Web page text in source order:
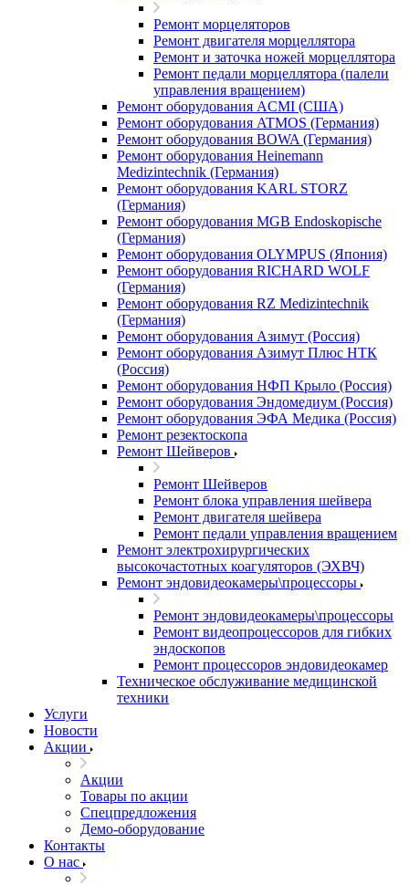
Ремонт морцеляторов
Ремонт двигателя морцеллятора
Ремонт и заточка ножей морцеллятора
Ремонт педали морцеллятора (палели
управления вращением)
Ремонт оборудования ACMI (США)
Ремонт оборудования ATMOS (Германия)
Ремонт оборудования BOWA (Германия)
Ремонт оборудования Heinemann
Medizintechnik (Германия)
Ремонт оборудования KARL STORZ
(Германия)
Ремонт оборудования MGB Endoskopische
(Германия)
Ремонт оборудования OLYMPUS (Япония)
Ремонт оборудования RICHARD WOLF
(Германия)
Ремонт оборудования RZ Medizintechnik
(Германия)
Ремонт оборудования Азимут (Россия)
Ремонт оборудования Азимут Плюс НТК
(Россия)
Ремонт оборудования НФП Крыло (Россия)
Ремонт оборудования Эндомедиум (Россия)
Ремонт оборудования ЭФА Медика (Россия)
Ремонт резектоскопа
Ремонт Шейверов
Ремонт Шейверов
Ремонт блока управления шейвера
Ремонт двигателя шейвера
Ремонт педали управления вращением
Ремонт электрохирургических
высокочастотных коагуляторов (ЭХВЧ)
Ремонт эндовидеокамеры\процессоры
Ремонт эндовидеокамеры\процессоры
Ремонт видеопроцессоров для гибких
эндоскопов
Ремонт процессоров эндовидеокамер
Техническое обслуживание медицинской
техники
Услуги
Новости
Акции
Акции
Товары по акции
Спецпредложения
Демо-оборудование
Контакты
О нас